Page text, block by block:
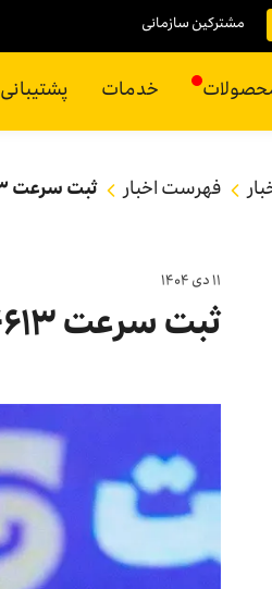
مشترکین سازمانی
خدمات پشتیبانی
فهرست اخبار ثبت سرعت ۴۶۱۳ مگابیت بر ثانیه با افتتاح سایت 5G ایرانسل در رشت
۱۱ دی ۱۴۰۴
ثبت سرعت ۴۶۱۳ مگابیت بر ثانیه با افتتاح سایت 5G ایرانسل در رشت